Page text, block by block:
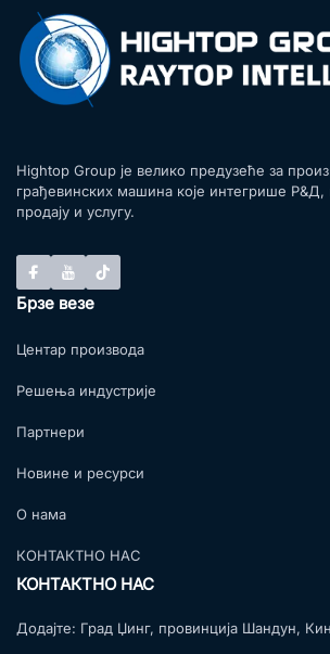
Hightop Group је велико предузеће за
грађевинских машина које интегрише
продају и услугу.
Брзе везе
Центар производа
Решења индустрије
Партнери
Новине и ресурси
О нама
КОНТАКТНО НАС
КОНТАКТНО НАС
Додајте: Град Џинг, провинција Шандун,